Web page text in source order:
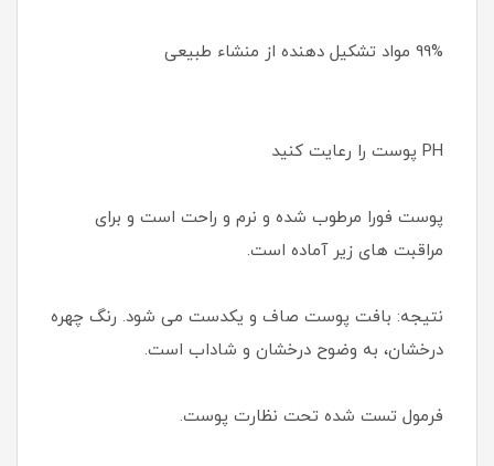
99% مواد تشکیل دهنده از منشاء طبیعی
PH پوست را رعایت کنید
پوست فورا مرطوب شده و نرم و راحت است و برای
مراقبت های زیر آماده است.
نتیجه: بافت پوست صاف و یکدست می شود. رنگ چهره
درخشان، به وضوح درخشان و شاداب است.
فرمول تست شده تحت نظارت پوست.